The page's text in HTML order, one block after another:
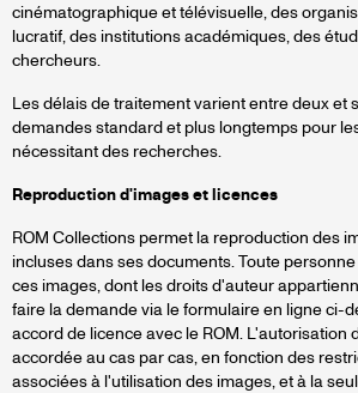
cinématographique et télévisuelle, des
lucratif, des institutions académiques, des
chercheurs.
Les délais de traitement varient entre deux et
demandes standard et plus longtemps pour
nécessitant des recherches.
Reproduction d'images et licences
ROM Collections permet la reproduction des
incluses dans ses documents. Toute
ces images, dont les droits d'auteur
faire la demande via le formulaire en ligne ci-
accord de licence avec le ROM. L'autorisation
accordée au cas par cas, en fonction des
associées à l'utilisation des images, et à la